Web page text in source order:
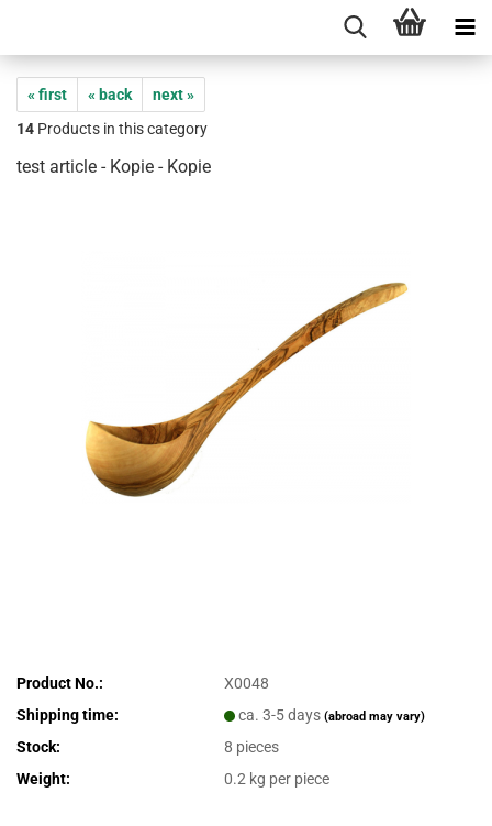
« first « back
next »
14 Products in this category
test article - Kopie - Kopie
Product No.:
X0048
Shipping time:
ca. 3-5 days(abroad may vary)
Stock: 8 pieces
Weight:
0.2 kg per piece